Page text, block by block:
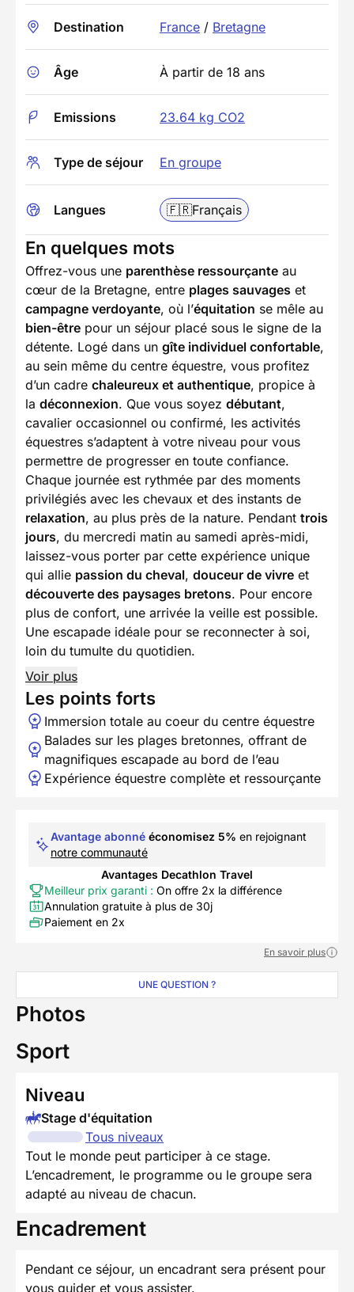
Destination France / Bretagne
Âge À partir de 18 ans
Emissions 23.64 kg CO2
Type de séjour En groupe
Langues 🇫🇷Français
En quelques mots
Offrez-vous une parenthèse ressourçante au
cœur de la Bretagne, entre plages sauvages et
campagne verdoyante, où l’équitation se mêle au
bien-être pour un séjour placé sous le signe de la
détente. Logé dans un gîte individuel confortable,
au sein même du centre équestre, vous profitez
d’un cadre chaleureux et authentique, propice à
la déconnexion. Que vous soyez débutant,
cavalier occasionnel ou confirmé, les activités
équestres s’adaptent à votre niveau pour vous
permettre de progresser en toute confiance.
Chaque journée est rythmée par des moments
privilégiés avec les chevaux et des instants de
relaxation, au plus près de la nature. Pendant trois
jours, du mercredi matin au samedi après-midi,
laissez-vous porter par cette expérience unique
qui allie passion du cheval, douceur de vivre et
découverte des paysages bretons. Pour encore
plus de confort, une arrivée la veille est possible.
Une escapade idéale pour se reconnecter à soi,
loin du tumulte du quotidien.
Voir plus
Les points forts
Immersion totale au coeur du centre équestre
Balades sur les plages bretonnes, offrant de
magnifiques escapade au bord de l’eau
Expérience équestre complète et ressourçante
Avantage abonné économisez 5% en rejoignant
notre communauté
Avantages Decathlon Travel
Meilleur prix garanti : On offre 2x la différence
Annulation gratuite à plus de 30j
Paiement en 2x
En savoir plus
UNE QUESTION ?
Photos
Sport
Niveau
Stage d'équitation
Tous niveaux
Tout le monde peut participer à ce stage.
L’encadrement, le programme ou le groupe sera
adapté au niveau de chacun.
Encadrement
Pendant ce séjour, un encadrant sera présent pour
vous guider et vous assister.